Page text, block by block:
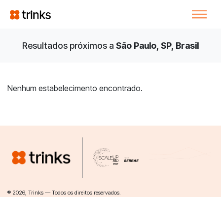
Resultados próximos a São Paulo, SP, Brasil
Nenhum estabelecimento encontrado.
® 2026, Trinks — Todos os direitos reservados.